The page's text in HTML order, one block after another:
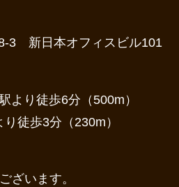
3 新日本オフィスビル101
より徒歩6分（500m）
徒歩3分（230m）
ざいます。